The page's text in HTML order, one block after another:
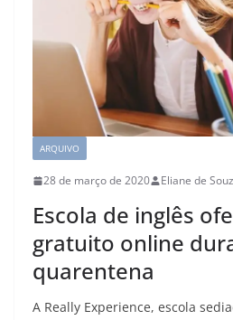
ARQUIVO
28 de março de 2020 Eliane de
Escola de inglês
gratuito online
quarentena
A Really Experience, escola